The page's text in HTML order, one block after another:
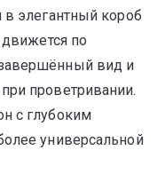
в элегантный короб
по
вид и
проветривании.
с глубоким
универсальной